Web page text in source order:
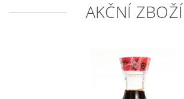
AKČNÍ ZBOŽÍ